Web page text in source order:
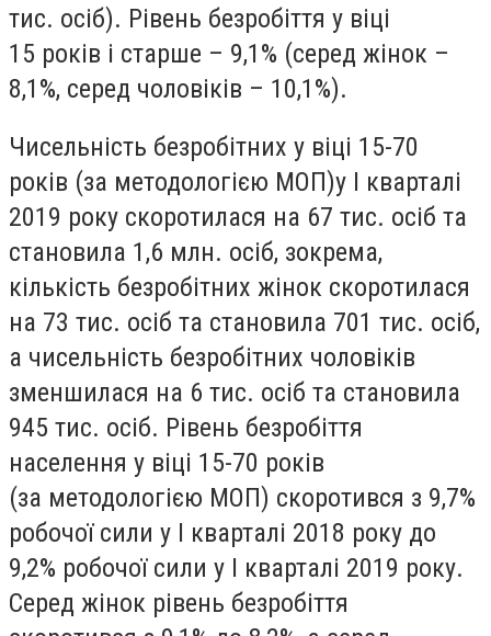
тис. осiб). Рiвень безробiття у вiцi
15 рокiв i старше – 9,1% (серед жiнок –
8,1%, серед чоловiкiв – 10,1%).
Чисельнiсть безробiтних у вiцi 15-70
рокiв (за методологiєю МОП)у I кварталi
2019 року скоротилася на 67 тис. осiб та
становила 1,6 млн. осiб, зокрема,
кiлькiсть безробiтних жiнок скоротилася
на 73 тис. осiб та становила 701 тис. осiб,
а чисельнiсть безробiтних чоловiкiв
зменшилася на 6 тис. осiб та становила
945 тис. осiб. Рiвень безробiття
населення у вiцi 15-70 рокiв
(за методологiєю МОП) скоротився з 9,7%
робочої сили у I кварталi 2018 року до
9,2% робочої сили у I кварталi 2019 року.
Серед жiнок рiвень безробiття